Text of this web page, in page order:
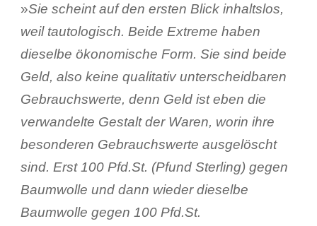
»Sie scheint auf den ersten Blick inhaltslos,
weil tautologisch. Beide Extreme haben
dieselbe ökonomische Form. Sie sind beide
Geld, also keine qualitativ unterscheidbaren
Gebrauchswerte, denn Geld ist eben die
verwandelte Gestalt der Waren, worin ihre
besonderen Gebrauchswerte ausgelöscht
sind. Erst 100 Pfd.St. (Pfund Sterling) gegen
Baumwolle und dann wieder dieselbe
Baumwolle gegen 100 Pfd.St.